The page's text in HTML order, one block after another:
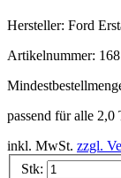
Hersteller: Ford
Artikelnummer:
passend für alle
inkl. MwSt. zzgl.
Stk: